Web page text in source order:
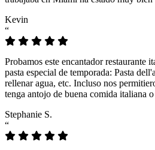
Kevin
“
Probamos este encantador restaurante
pasta especial de temporada: Pasta
rellenar agua, etc. Incluso nos
tenga antojo de buena comida italiana
Stephanie S.
“